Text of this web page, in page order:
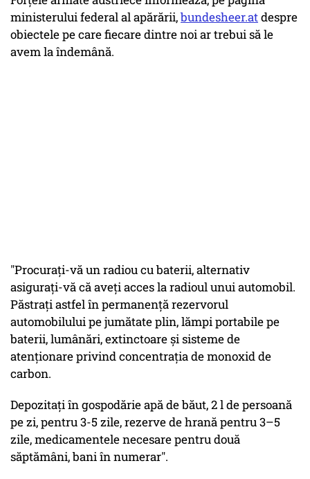
ministerului federal al apărării,bundesheer.atdespre
obiectele pe care fiecare dintre noi ar trebui să le
avem la îndemână.
"Procurați-vă un radiou cu baterii, alternativ
asigurați-vă că aveți acces la radioul unui automobil.
Păstrați astfel în permanență rezervorul
automobilului pe jumătate plin, lămpi portabile pe
baterii, lumânări, extinctoare și sisteme de
atenționare privind concentrația de monoxid de
carbon.
Depozitați în gospodărie apă de băut, 2 l de persoană
pe zi, pentru 3-5 zile, rezerve de hrană pentru 3–5
zile, medicamentele necesare pentru două
săptămâni, bani în numerar".